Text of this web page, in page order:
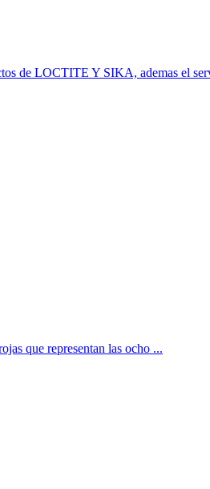
de LOCTITE Y SIKA, ademas el
que representan las ocho ...